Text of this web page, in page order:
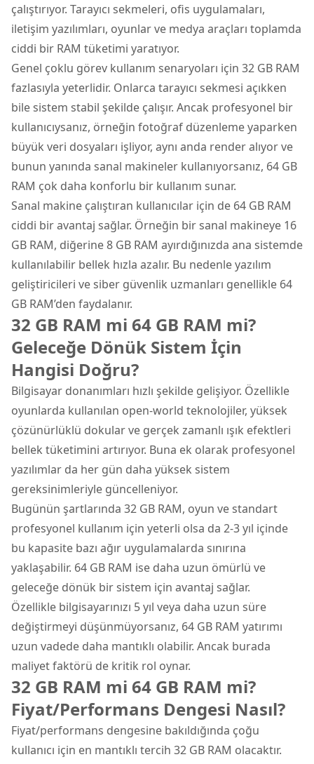
çalıştırıyor. Tarayıcı sekmeleri, ofis uygulamaları,
iletişim yazılımları, oyunlar ve medya araçları toplamda
ciddi bir RAM tüketimi yaratıyor.
Genel çoklu görev kullanım senaryoları için 32 GB RAM
fazlasıyla yeterlidir. Onlarca tarayıcı sekmesi açıkken
bile sistem stabil şekilde çalışır. Ancak profesyonel bir
kullanıcıysanız, örneğin fotoğraf düzenleme yaparken
büyük veri dosyaları işliyor, aynı anda render alıyor ve
bunun yanında sanal makineler kullanıyorsanız, 64 GB
RAM çok daha konforlu bir kullanım sunar.
Sanal makine çalıştıran kullanıcılar için de 64 GB RAM
ciddi bir avantaj sağlar. Örneğin bir sanal makineye 16
GB RAM, diğerine 8 GB RAM ayırdığınızda ana sistemde
kullanılabilir bellek hızla azalır. Bu nedenle yazılım
geliştiricileri ve siber güvenlik uzmanları genellikle 64
GB RAM’den faydalanır.
32 GB RAM mi 64 GB RAM mi?
Geleceğe Dönük Sistem İçin
Hangisi Doğru?
Bilgisayar donanımları hızlı şekilde gelişiyor. Özellikle
oyunlarda kullanılan open-world teknolojiler, yüksek
çözünürlüklü dokular ve gerçek zamanlı ışık efektleri
bellek tüketimini artırıyor. Buna ek olarak profesyonel
yazılımlar da her gün daha yüksek sistem
gereksinimleriyle güncelleniyor.
Bugünün şartlarında 32 GB RAM, oyun ve standart
profesyonel kullanım için yeterli olsa da 2-3 yıl içinde
bu kapasite bazı ağır uygulamalarda sınırına
yaklaşabilir. 64 GB RAM ise daha uzun ömürlü ve
geleceğe dönük bir sistem için avantaj sağlar.
Özellikle bilgisayarınızı 5 yıl veya daha uzun süre
değiştirmeyi düşünmüyorsanız, 64 GB RAM yatırımı
uzun vadede daha mantıklı olabilir. Ancak burada
maliyet faktörü de kritik rol oynar.
32 GB RAM mi 64 GB RAM mi?
Fiyat/Performans Dengesi Nasıl?
Fiyat/performans dengesine bakıldığında çoğu
kullanıcı için en mantıklı tercih 32 GB RAM olacaktır.